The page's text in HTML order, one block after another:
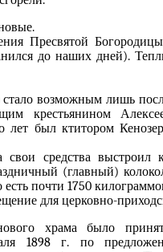
Пресвятой
до наших дней).
стало возможным лишь
крестьянином
лет был ктитором
средства выстроил
(главный)
почти 1750
для церковно-
храма было
1898 г. по